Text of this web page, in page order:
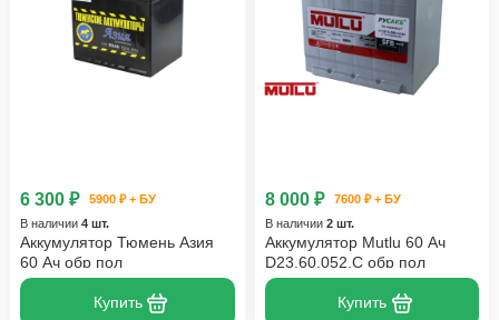
6 300 ₽
5900 ₽ + БУ
В наличии 4 шт.
Аккумулятор Тюмень Азия
60 Ач обр пол
Купить
8 000 ₽
7600 ₽ + БУ
В наличии 2 шт.
Аккумулятор Mutlu 60 Ач
D23.60.052.C обр пол
Купить